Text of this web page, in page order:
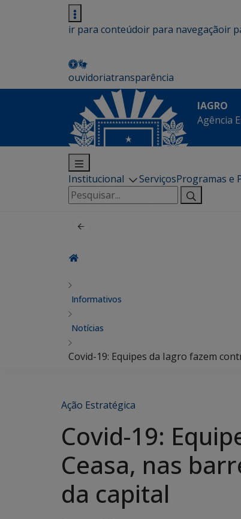
ir para conteúdoir para navegaçãoir
ouvidoriatransparência
IAGRO
Agência
Institucional ServiçosProgramas e
Pesquisar
por:
Informativos
Notícias
Covid-19: Equipes da Iagro fazem
Ação Estratégica
Covid-19:
Ceasa, nas
da capital